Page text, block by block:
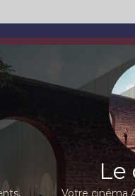
Le
Votre cinéma